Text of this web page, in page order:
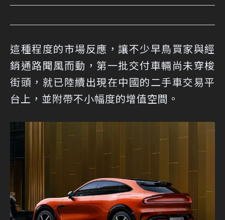
這種程度的市場反應，讓不少早鳥買家與經
銷通路聞風而動，第一批交付車輛尚未穿梭
街頭，就已陸續出現在中國的二手車交易平
台上，並附帶不小幅度的增值空間。